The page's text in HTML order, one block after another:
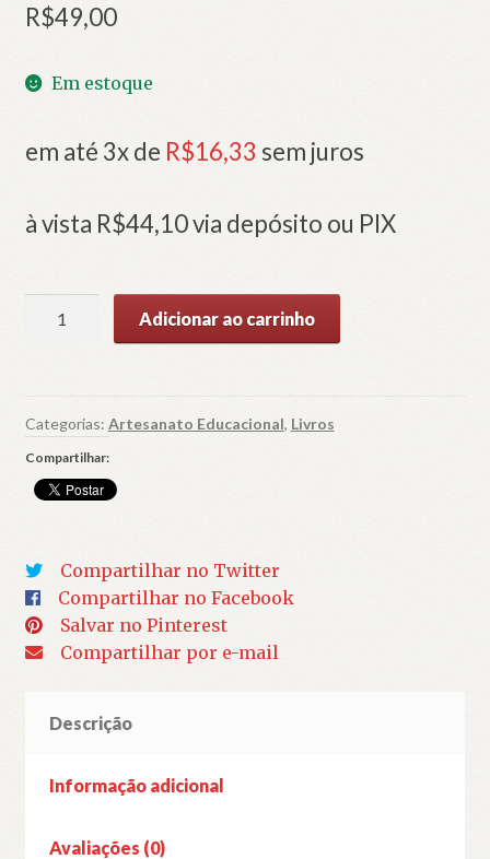
R$49,00
Em estoque
em até 3x de R$16,33 sem juros
à vista R$44,10via depósito ou PIX
Tecnológica
Pública:
potencialidade
transformadora
da
EaD
quantidade
Adicionar ao carrinho
Categorias: Artesanato Educacional, Livros
Compartilhar:
Compartilhar no Twitter
Compartilhar no Facebook
Salvar no Pinterest
Compartilhar por e-mail
Descrição
Informação adicional
Avaliações (0)